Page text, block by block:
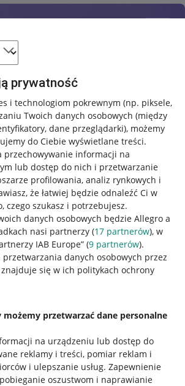
prywatność
i technologiom pokrewnym (np. piksele,
Twoich danych osobowych (między
dane przeglądarki), możemy
do Ciebie wyświetlane treści.
przechowywanie informacji na
lub dostęp do nich i przetwarzanie
profilowania, analiz rynkowych i
że łatwiej będzie odnaleźć Ci w
czego szukasz i potrzebujesz.
danych osobowych będzie Allegro a
nasi partnerzy (17 partnerów), w
IAB Europe” (9 partnerów).
danych osobowych przez
się w ich politykach ochrony
przetwarzać dane personalne
na urządzeniu lub dostęp do
reklamy i treści, pomiar reklam i
i ulepszanie usług. Zapewnienie
oszustwom i naprawianie
kupujących